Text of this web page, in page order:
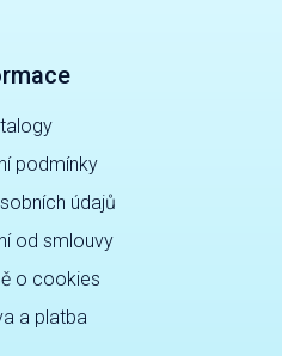
podmínky
údajů
od smlouvy
o cookies
a platba